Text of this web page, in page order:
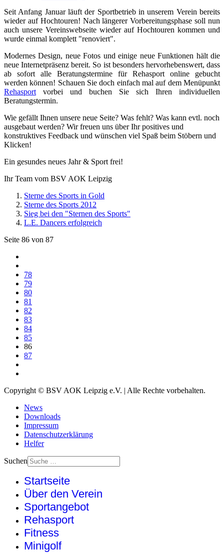
Seit Anfang Januar läuft der Sportbetrieb in unserem Verein bereits
wieder auf Hochtouren! Nach längerer Vorbereitungsphase soll nun
auch unsere Vereinswebseite wieder auf Hochtouren kommen und
wurde einmal komplett "renoviert".
Modernes Design, neue Fotos und einige neue Funktionen hält die
neue Internetpräsenz bereit. So ist besonders hervorhebenswert, dass
ab sofort alle Beratungstermine für Rehasport online gebucht
werden können! Schauen Sie doch einfach mal auf dem Menüpunkt
Rehasport vorbei und buchen Sie sich Ihren individuellen
Beratungstermin.
Wie gefällt Ihnen unsere neue Seite? Was fehlt? Was kann evtl. noch
ausgebaut werden? Wir freuen uns über Ihr positives und
konstruktives Feedback und wünschen viel Spaß beim Stöbern und
Klicken!
Ein gesundes neues Jahr & Sport frei!
Ihr Team vom BSV AOK Leipzig
Sterne des Sports in Gold
Sterne des Sports 2012
Sieg bei den "Sternen des Sports"
L.E. Dancers erfolgreich
Seite 86 von 87
78
79
80
81
82
83
84
85
86
87
Copyright © BSV AOK Leipzig e.V. | Alle Rechte vorbehalten.
News
Downloads
Impressum
Datenschutzerklärung
Helfer
Suchen
Startseite
Über den Verein
Sportangebot
Rehasport
Fitness
Minigolf